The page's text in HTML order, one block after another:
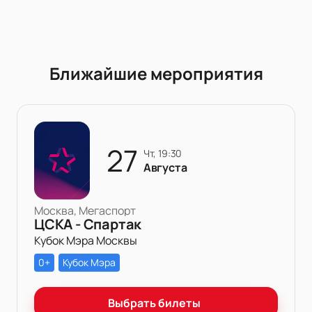
Ближайшие мероприятия
27 чт, 19:30
Августа
Москва, Мегаспорт
ЦСКА - Спартак
Кубок Мэра Москвы
0+ Кубок Мэра
Выбрать билеты